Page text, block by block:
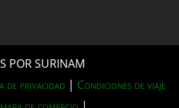
POR SURINAM
de privacidad| Condiciones de viaje